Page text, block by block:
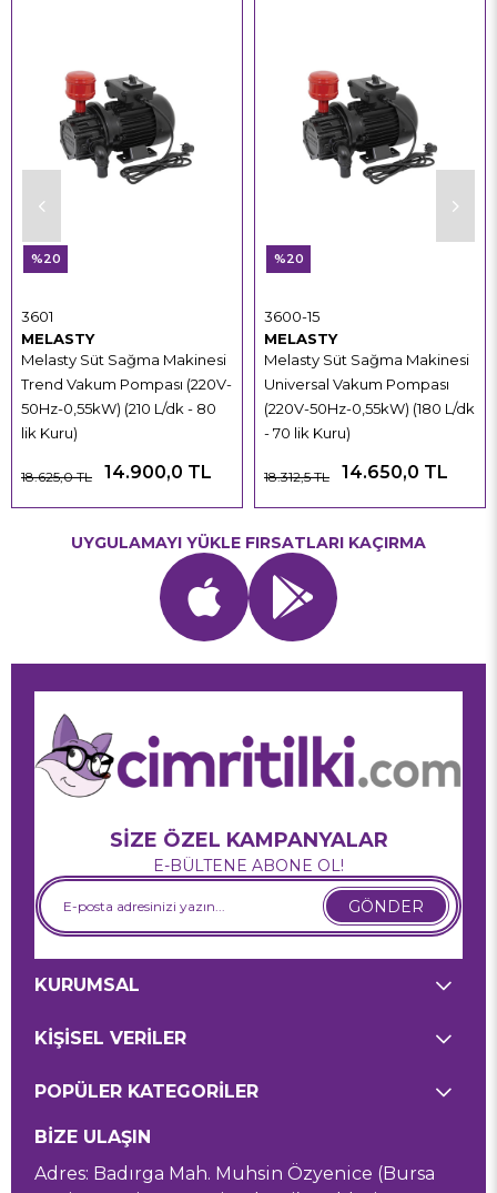
MELASTY
Melasty Süt Sağma Makinesi
Trend Vakum Pompası (220V-
50Hz-0,55kW) (210 L/dk - 80
lik Kuru)
3601
14.900,0 TL
18.625,0 TL
%20
MELASTY
Melasty Süt Sağma Makinesi
Universal Vakum Pompası
(220V-50Hz-0,55kW) (180 L/dk
- 70 lik Kuru)
3600-15
14.650,0 TL
18.312,5 TL
%20
UYGULAMAYI YÜKLE FIRSATLARI KAÇIRMA
SİZE ÖZEL KAMPANYALAR
E-BÜLTENE ABONE OL!
GÖNDER
KURUMSAL
KİŞİSEL VERİLER
POPÜLER KATEGORİLER
BİZE ULAŞIN
Adres: Badırga Mah. Muhsin Özyenice (Bursa